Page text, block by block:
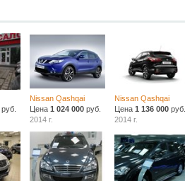
руб.
Nissan Qashqai
Цена 1 024 000руб.
2014 г.
Nissan Qashqai
Цена 1 136 000руб.
2014 г.